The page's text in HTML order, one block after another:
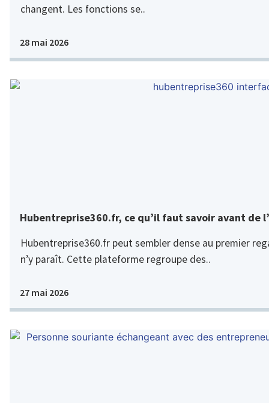
changent. Les fonctions se..
28 mai 2026
Hubentreprise360.fr, ce qu’il faut savoir avant de
Hubentreprise360.fr peut sembler dense au premier
n’y paraît. Cette plateforme regroupe des..
27 mai 2026